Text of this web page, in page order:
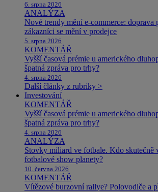
6. srpna 2026
ANALÝZA
Nové trendy mění e-commerce: doprava
zákazníci se mění v prodejce
5. srpna 2026
KOMENTÁŘ
Vyšší časová prémie u amerického
špatná zpráva pro trhy?
4. srpna 2026
Další články z rubriky >
Investování
KOMENTÁŘ
Vyšší časová prémie u amerického
špatná zpráva pro trhy?
4. srpna 2026
ANALÝZA
Stovky miliard ve fotbale. Kdo skutečně
fotbalové show planety?
10. června 2026
KOMENTÁŘ
Vítězové burzovní rallye? Polovodiče a